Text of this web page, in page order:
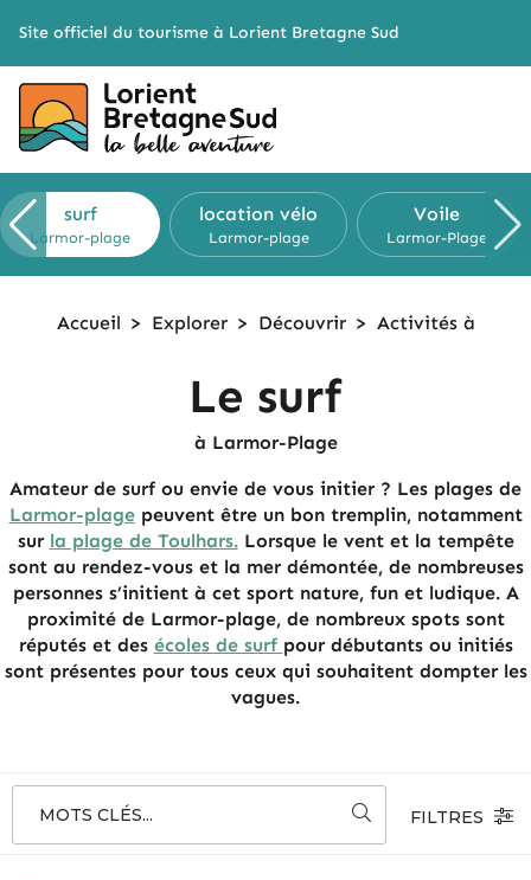
Site officiel du tourisme à Lorient Bretagne Sud
surf
Larmor-plage
location vélo
Larmor-plage
Voile
Larmor-Plage
Accueil > Explorer > Découvrir > Activités à
Le surf
à Larmor-Plage
Amateur de surf ou envie de vous initier ? Les plages de
Larmor-plagepeuvent être un bon tremplin, notamment
sur la plage de Toulhars.Lorsque le vent et la tempête
sont au rendez-vous et la mer démontée, de nombreuses
personnes s’initient à cet sport nature, fun et ludique. A
proximité de Larmor-plage, de nombreux spots sont
réputés et des écoles de surf pour débutants ou initiés
sont présentes pour tous ceux qui souhaitent dompter les
vagues.
MOTS CLÉS... FILTRES